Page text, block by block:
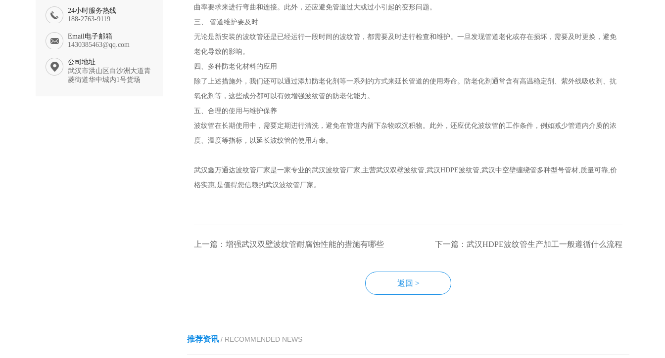
24小时服务热线
188-2763-9119
Email电子邮箱
1430385463@qq.com
公司地址
武汉市洪山区白沙洲大道青
菱街道华中城内1号货场
曲率要求来进行弯曲和连接。此外，还应避免管道过大或过小引起的变形问题。
三、 管道维护要及时
无论是新安装的波纹管还是已经运行一段时间的波纹管，都需要及时进行检查和维护。一旦发现管道老化或存在损坏，需要及时更换，避免
老化导致的影响。
四、多种防老化材料的应用
除了上述措施外，我们还可以通过添加防老化剂等一系列的方式来延长管道的使用寿命。防老化剂通常含有高温稳定剂、紫外线吸收剂、抗
氧化剂等，这些成分都可以有效增强波纹管的防老化能力。
五、合理的使用与维护保养
波纹管在长期使用中，需要定期进行清洗，避免在管道内留下杂物或沉积物。此外，还应优化波纹管的工作条件，例如减少管道内介质的浓
度、温度等指标，以延长波纹管的使用寿命。
武汉鑫万通达波纹管厂家是一家专业的武汉波纹管厂家,主营武汉双壁波纹管,武汉HDPE波纹管,武汉中空壁缠绕管多种型号管材,质量可靠,价
格实惠,是值得您信赖的武汉波纹管厂家。
上一篇：增强武汉双壁波纹管耐腐蚀性能的措施有哪些 下一篇：武汉HDPE波纹管生产加工一般遵循什么流程
返回 >
推荐资讯 / RECOMMENDED NEWS